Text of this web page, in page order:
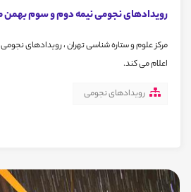
رویدادهای نجومی نیمه دوم و سوم بهمن
اعلام می کند.
رویدادهای نجومی